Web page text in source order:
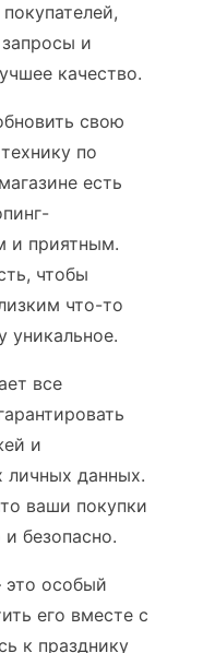
и
качество.
свою
по
есть
и приятным.
чтобы
что-то
уникальное.
все
и
личных данных.
ваши покупки
безопасно.
особый
его вместе с
к празднику